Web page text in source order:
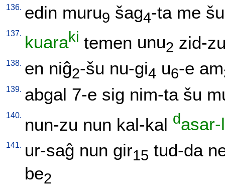
136. edin muru9 šag4-ta me šu
137. kuaraki temen unu2 zid-
138. en niĝ2-šu nu-gi4 u6-e am
139. abgal 7-e sig nim-ta šu
140. nun-zu nun kal-kal dasar-
141. ur-saĝ nun gir15 tud-da
be2